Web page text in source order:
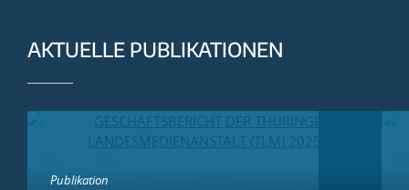
AKTUELLE PUBLIKATIONEN
Publikation